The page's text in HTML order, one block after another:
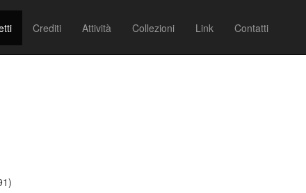
Crediti Attività Collezioni Link Contatti